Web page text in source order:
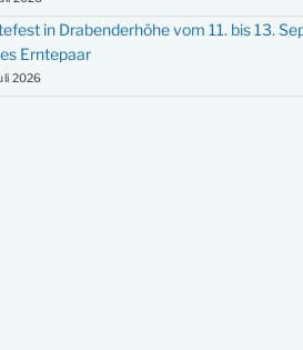
in Drabenderhöhe vom 11. bis 13.
Erntepaar
2026